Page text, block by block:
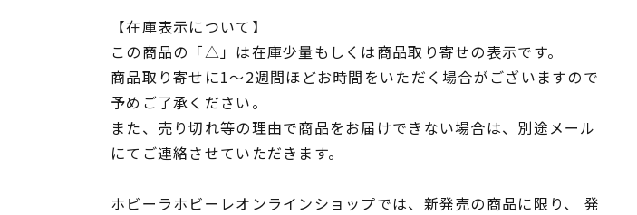
【在庫表示について】
この商品の「△」は在庫少量もしくは商品取り寄せの表示です。
商品取り寄せに1～2週間ほどお時間をいただく場合がございますので
予めご了承ください。
また、売り切れ等の理由で商品をお届けできない場合は、別途メール
にてご連絡させていただきます。
ホビーラホビーレオンラインショップでは、新発売の商品に限り、 発